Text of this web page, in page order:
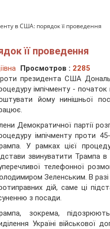
в США: порядок її проведення
її проведення
Просмотров : 2285
президента США
імпічменту -
йому нинішньої
Демократичної партії
імпічменту проти
У рамках цієї
звинуватити Трампа в
телефонної
Зеленським. В
дій, саме ці
з посади.
зокрема,
Україні військової